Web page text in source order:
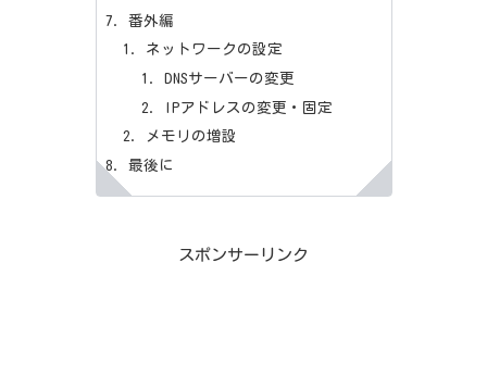
番外編
ネットワークの設定
DNSサーバーの変更
IPアドレスの変更・固定
メモリの増設
最後に
スポンサーリンク